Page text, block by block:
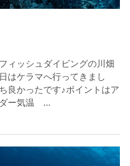
ィッシュダイビングの川畑
はケラマへ行ってきまし
良かったです♪ポイントはア
ダー気温 ...
方は、ご自身で事前に十
スキンダイビングの技術
に達していないと判断し
場合があります。スキン
ついては、条件付きでのご
の際のご返金には応じか